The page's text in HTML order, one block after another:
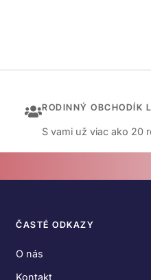
RODINNÝ OBCHODÍK
S vami už viac ako 20
ČASTÉ ODKAZY
O nás
Kontakt